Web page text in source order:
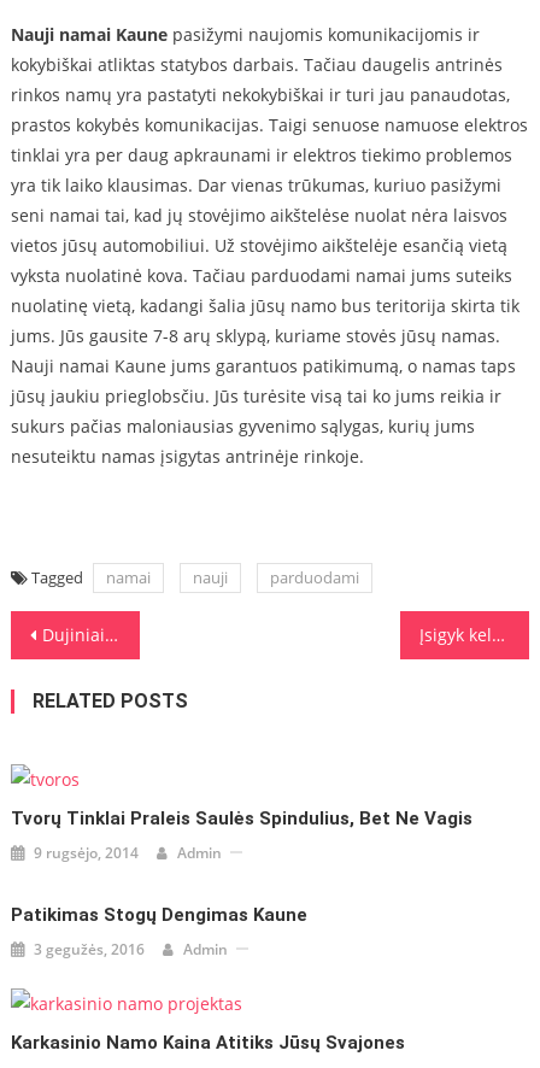
Nauji namai Kaunepasižymi naujomis komunikacijomis ir
kokybiškai atliktas statybos darbais. Tačiau daugelis antrinės
rinkos namų yra pastatyti nekokybiškai ir turi jau panaudotas,
prastos kokybės komunikacijas. Taigi senuose namuose elektros
tinklai yra per daug apkraunami ir elektros tiekimo problemos
yra tik laiko klausimas. Dar vienas trūkumas, kuriuo pasižymi
seni namai tai, kad jų stovėjimo aikštelėse nuolat nėra laisvos
vietos jūsų automobiliui. Už stovėjimo aikštelėje esančią vietą
vyksta nuolatinė kova. Tačiau parduodami namai jums suteiks
nuolatinę vietą, kadangi šalia jūsų namo bus teritorija skirta tik
jums. Jūs gausite 7-8 arų sklypą, kuriame stovės jūsų namas.
Nauji namai Kaune jums garantuos patikimumą, o namas taps
jūsų jaukiu prieglobsčiu. Jūs turėsite visą tai ko jums reikia ir
sukurs pačias maloniausias gyvenimo sąlygas, kurių jums
nesuteiktu namas įsigytas antrinėje rinkoje.
Tagged namai nauji parduodami
Navigacija tarp įrašų
Dujiniai katilai ar kietojo kuro? Kokį pasirinkti? Įsigyk keltų bilietus ir ištrūk iš kasdienybės
RELATED POSTS
Tvorų Tinklai Praleis Saulės Spindulius, Bet Ne Vagis
9 rugsėjo, 2014 Admin
Patikimas Stogų Dengimas Kaune
3 gegužės, 2016 Admin
Karkasinio Namo Kaina Atitiks Jūsų Svajones